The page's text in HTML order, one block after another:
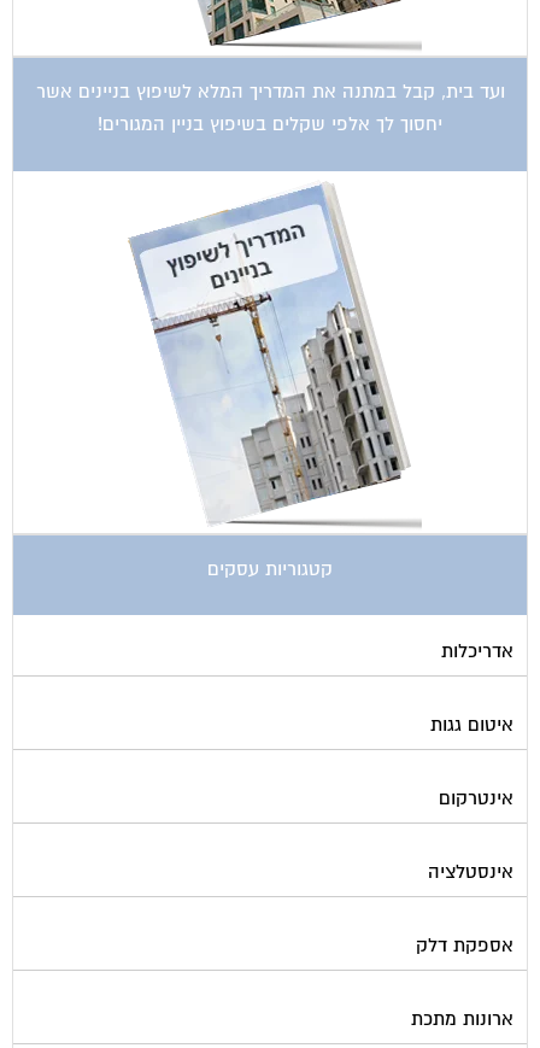
ועד בית, קבל במתנה את המדריך המלא לשיפוץ בניינים אשר
יחסוך לך אלפי שקלים בשיפוץ בניין המגורים!
קטגוריות עסקים
אדריכלות
איטום גגות
אינטרקום
אינסטלציה
אספקת דלק
ארונות מתכת